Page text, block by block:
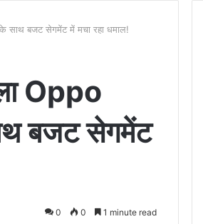
साथ बजट सेगमेंट में मचा रहा धमाल!
Oppo
बजट सेगमेंट
0 0 1 minute read